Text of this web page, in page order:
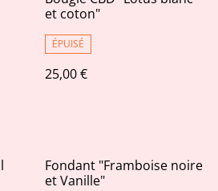
et coton"
ÉPUISÉ
25,00 €
Fondant "Framboise noire
et Vanille"